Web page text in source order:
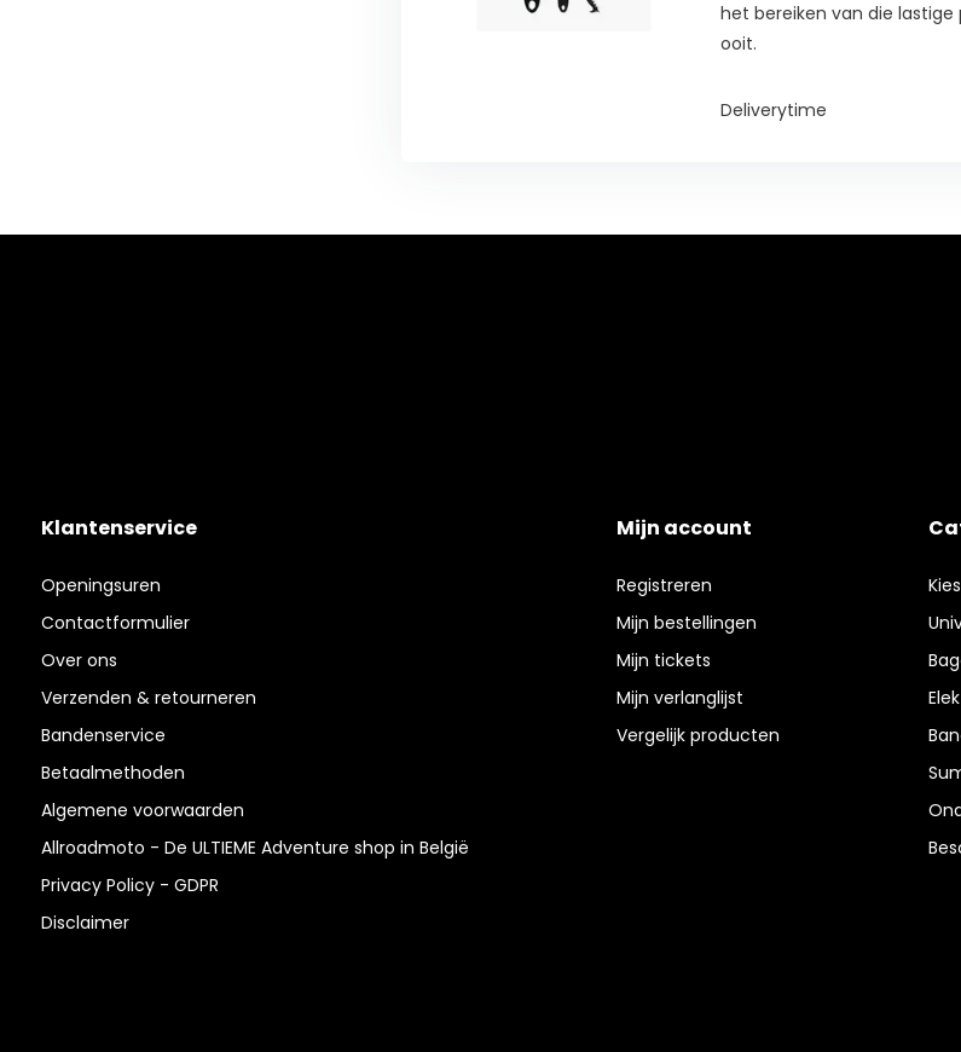
het bereiken van die
ooit.
Deliverytime
Klantenservice
Openingsuren
Contactformulier
Over ons
Verzenden & retourneren
Bandenservice
Betaalmethoden
Algemene voorwaarden
Allroadmoto - De ULTIEME Adventure shop in België
Privacy Policy - GDPR
Disclaimer
Mijn account
Registreren
Mijn bestellingen
Mijn tickets
Mijn verlanglijst
Vergelijk producten